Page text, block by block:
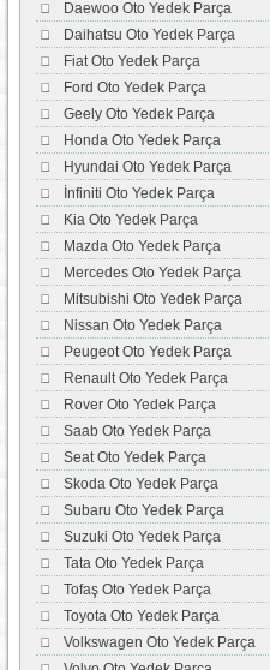
Daewoo Oto Yedek Parça
Daihatsu Oto Yedek Parça
Fiat Oto Yedek Parça
Ford Oto Yedek Parça
Geely Oto Yedek Parça
Honda Oto Yedek Parça
Hyundai Oto Yedek Parça
İnfiniti Oto Yedek Parça
Kia Oto Yedek Parça
Mazda Oto Yedek Parça
Mercedes Oto Yedek Parça
Mitsubishi Oto Yedek Parça
Nissan Oto Yedek Parça
Peugeot Oto Yedek Parça
Renault Oto Yedek Parça
Rover Oto Yedek Parça
Saab Oto Yedek Parça
Seat Oto Yedek Parça
Skoda Oto Yedek Parça
Subaru Oto Yedek Parça
Suzuki Oto Yedek Parça
Tata Oto Yedek Parça
Tofaş Oto Yedek Parça
Toyota Oto Yedek Parça
Volkswagen Oto Yedek Parça